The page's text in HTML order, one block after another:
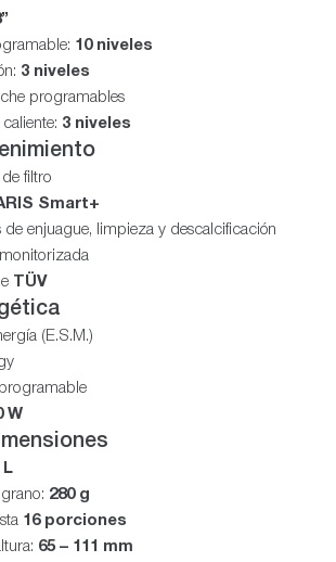
10 niveles
3 niveles
programables
3 niveles
filtro
Smart+
de enjuague, limpieza y descalcificación
TÜV
(E.S.M.)
W
L
280 g
16 porciones
65 – 111 mm